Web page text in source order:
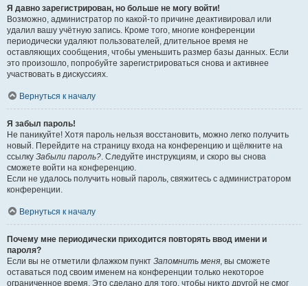
Я давно зарегистрирован, но больше не могу войти!
Возможно, администратор по какой-то причине деактивировал или
удалил вашу учётную запись. Кроме того, многие конференции
периодически удаляют пользователей, длительное время не
оставляющих сообщения, чтобы уменьшить размер базы данных. Если
это произошло, попробуйте зарегистрироваться снова и активнее
участвовать в дискуссиях.
Вернуться к началу
Я забыл пароль!
Не паникуйте! Хотя пароль нельзя восстановить, можно легко получить
новый. Перейдите на страницу входа на конференцию и щёлкните на
ссылку Забыли пароль?. Следуйте инструкциям, и скоро вы снова
сможете войти на конференцию.
Если не удалось получить новый пароль, свяжитесь с администратором
конференции.
Вернуться к началу
Почему мне периодически приходится повторять ввод имени и
пароля?
Если вы не отметили флажком пункт Запомнить меня, вы сможете
оставаться под своим именем на конференции только некоторое
ограниченное время. Это сделано для того, чтобы никто другой не смог